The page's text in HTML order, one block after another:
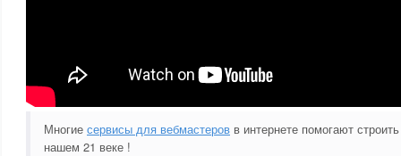
Многие сервисы для вебмастеров в интернете помогают
нашем 21 веке !